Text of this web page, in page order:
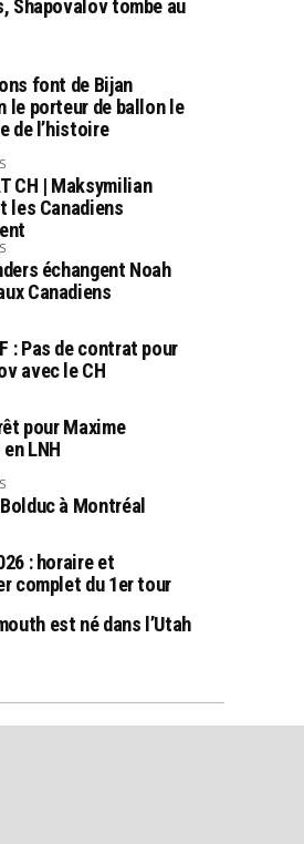
Shapovalov tombe au
font de Bijan
le porteur de ballon le
de l’histoire
CH | Maksymilian
les Canadiens
échangent Noah
Canadiens
: Pas de contrat pour
avec le CH
pour Maxime
LNH
à Montréal
: horaire et
complet du 1er tour
est né dans l’Utah